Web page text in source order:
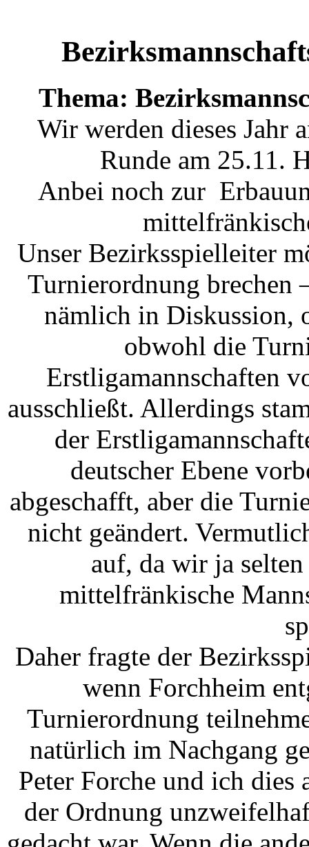
Thema:
Wir werden dieses Jahr
Runde am 25.11.
Anbei noch zur
Unser Bezirksspielleiter
Turnierordnung
nämlich in Diskussion,
obwohl die
Erstligamannschaften
ausschließt. Allerdings
der
deutscher Ebene
abgeschafft, aber die
nicht geändert.
auf, da wir ja selten
mittelfränkische
Daher fragte der
wenn Forchheim
Turnierordnung
natürlich im Nachgang
Peter Forche und ich dies
der Ordnung